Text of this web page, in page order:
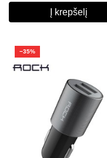
Į krepšelį
−35%